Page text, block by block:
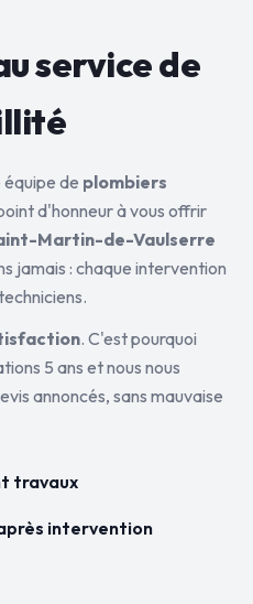
service de
équipe de plombiers
d'honneur à vous offrir
Martin-de-Vaulserre
jamais : chaque intervention
. C'est pourquoi
5 ans et nous nous
annoncés, sans mauvaise
travaux
intervention